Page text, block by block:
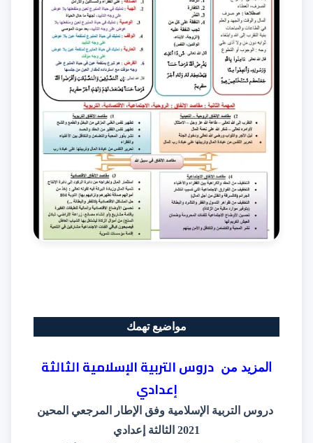
مواضيع تهمك
المزيد من دروس التربية الإسلامية الثالثة
إعدادي
دروس التربية الإسلامية وفق الإطار المرجعي المحين
2021 الثالثة إعدادي